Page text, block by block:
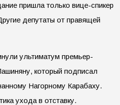
пришла только вице-спикер
депутаты от правящей
ультиматум премьер-
который подписал
Нагорному Карабаху.
ухода в отставку.